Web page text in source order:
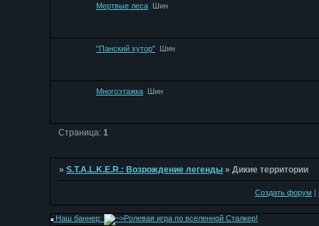
Мертвые леса Шин
"Панский хутор" Шин
Многоэтажка Шин
Страница: 1
»S.T.A.L.K.E.R.: Возрождение легенды »Дикие территории
Создать форум |
Наш баннер: